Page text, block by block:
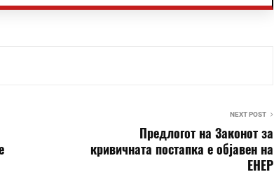
NEXT POST
Предлогот на Законот за
кривичната постапка е објавен на
ЕНЕР